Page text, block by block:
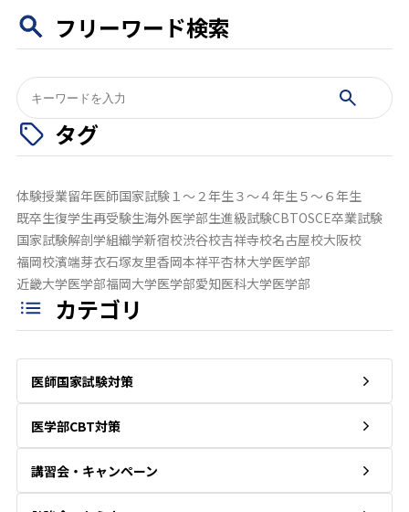
ー
フリーワード検索
検
索:
タグ
体験授業留年医師国家試験１～２年生３～４年生５～６年生
既卒生復学生再受験生海外医学部生進級試験CBTOSCE卒業試験
国家試験解剖学組織学新宿校渋谷校吉祥寺校名古屋校大阪校
福岡校濱端芽衣石塚友里香岡本祥平杏林大学医学部
近畿大学医学部福岡大学医学部愛知医科大学医学部
カテゴリ
医師国家試験対策
医学部CBT対策
講習会・キャンペーン